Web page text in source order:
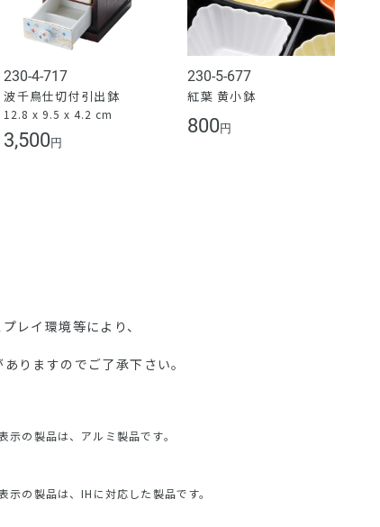
230-4-717
波千鳥仕切付引出鉢
12.8 x 9.5 x 4.2 cm
3,500 円
230-5-677
紅葉 黄小鉢
800 円
レイ環境等により、
りますのでご了承下さい。
示の製品は、アルミ製品です。
示の製品は、IHに対応した製品です。